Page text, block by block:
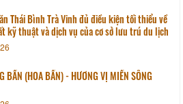
Thái Bình Trà Vinh đủ điều kiện tối thiểu về
kỹ thuật và dịch vụ của cơ sở lưu trú du lịch
BẦN (HOA BẦN) - HƯƠNG VỊ MIỀN SÔNG